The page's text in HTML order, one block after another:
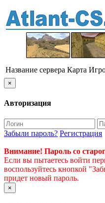
Название сервера Карта
×
Авторизация
Забыли пароль? Регистрация
Внимание! Пароль со
Если вы пытаетесь войти
воспользуйтесь кнопкой
придет новый пароль.
×